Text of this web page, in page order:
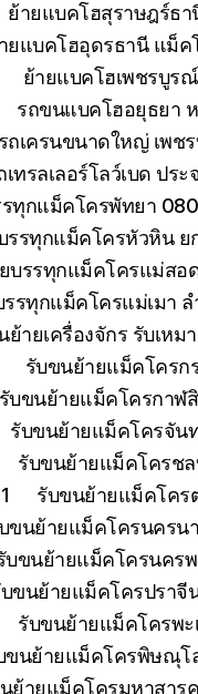
ย้ายแบคโฮสุราษฎร์ธา
ยแบคโฮอุดรธานี แม็ค
ย้ายแบคโฮเพชรบูร
รถขนแบคโฮอยุธยา
รถเครนขนาดใหญ่ เพช
เทรลเลอร์โลว์เบด ปร
ทุกแม็คโครพัทยา
รรทุกแม็คโครหัวหิน ย
บรรทุกแม็คโครแม่สอ
รทุกแม็คโครแม่เมา
ย้ายเครื่องจักร รับเห
รับขนย้ายแม็คโครก
รับขนย้ายแม็คโครกาฬ
รับขนย้ายแม็คโครจัน
รับขนย้ายแม็คโครช
รับขนย้ายแม็คโคร
ขนย้ายแม็คโครนครน
บขนย้ายแม็คโครนคร
ขนย้ายแม็คโครปราจี
รับขนย้ายแม็คโครพะ
ขนย้ายแม็คโครพิษณุโ
ย้ายแม็คโครมหาสาร